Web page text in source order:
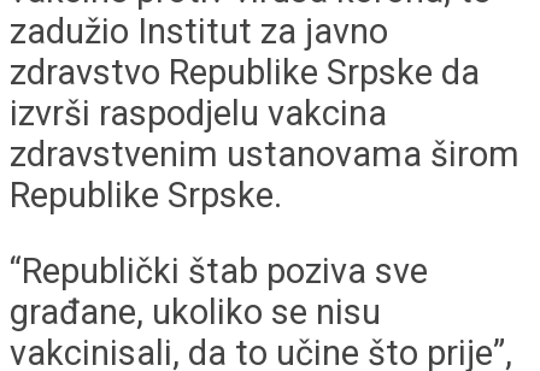
zadužio Institut za javno
zdravstvo Republike Srpske da
izvrši raspodjelu vakcina
zdravstvenim ustanovama širom
Republike Srpske.
“Republički štab poziva sve
građane, ukoliko se nisu
vakcinisali, da to učine što prije”,